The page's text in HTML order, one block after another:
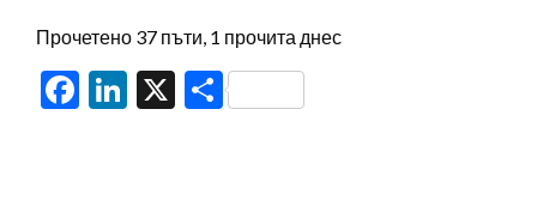
Прочетено 37 пъти, 1 прочита днес
Facebook
LinkedIn
X Share